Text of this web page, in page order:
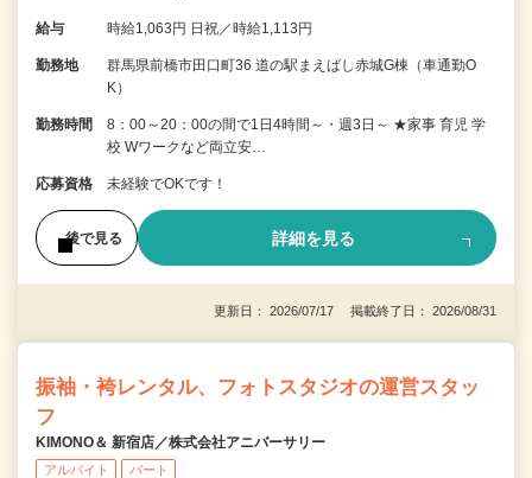
給与 時給1,063円 日祝／時給1,113円
勤務地
群馬県前橋市田口町36 道の駅まえばし赤城G棟（車通勤O
K）
勤務時間
8：00～20：00の間で1日4時間～・週3日～ ★家事 育児 学
校 Wワークなど両立安…
応募資格 未経験でOKです！
後で見る 詳細を見る
更新日： 2026/07/17 掲載終了日： 2026/08/31
振袖・袴レンタル、フォトスタジオの運営スタッ
フ
KIMONO＆ 新宿店／株式会社アニバーサリー
アルバイト パート